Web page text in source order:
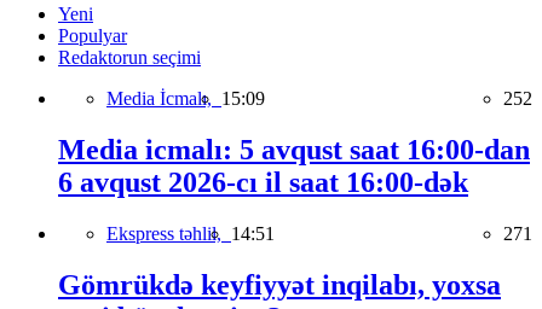
Yeni
Populyar
Redaktorun seçimi
Media İcmalı, 15:09 252
Media icmalı: 5 avqust saat 16:00-dan
6 avqust 2026-cı il saat 16:00-dək
Ekspress təhlil, 14:51 271
Gömrükdə keyfiyyət inqilabı, yoxsa